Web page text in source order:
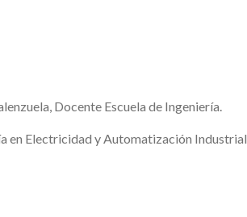
Docente Escuela de Ingeniería.
en Electricidad y Automatización Industrial.